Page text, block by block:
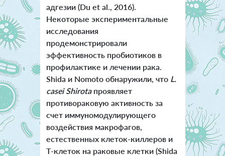
адгезии (Du et al., 2016).
Некоторые экспериментальные
исследования
продемонстрировали
эффективность пробиотиков в
профилактике и лечении рака.
Shida и Nomoto обнаружили, что L.
casei Shirotaпроявляет
противораковую активность за
счет иммуномодулирующего
воздействия макрофагов,
естественных клеток-киллеров и
Т-клеток на раковые клетки (Shida